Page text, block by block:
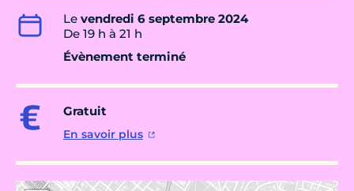
Le vendredi 6 septembre 2024
De 19 h à 21 h
Évènement terminé
Gratuit
En savoir plus